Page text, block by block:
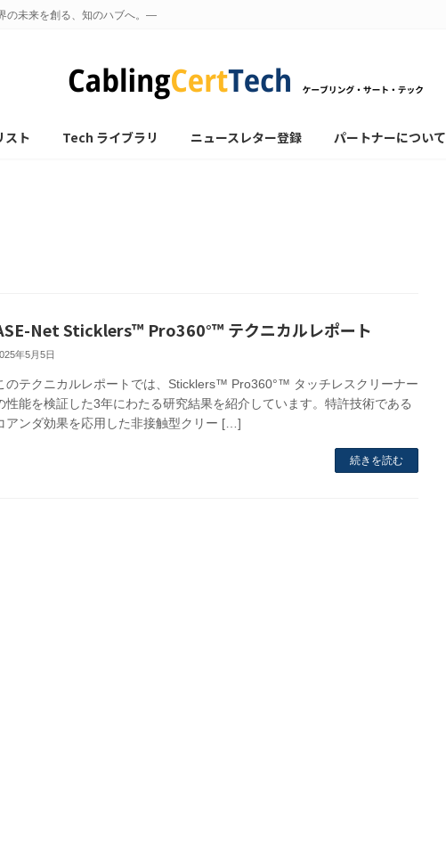
の未来を創る、知のハブへ。—
スト Tech ライブラリ ニュースレター登録 パートナーについて
Net Sticklers™ Pro360°™ テクニカルレポート
年5月5日
のテクニカルレポートでは、Sticklers™ Pro360°™ タッチレスクリーナー
性能を検証した3年にわたる研究結果を紹介しています。特許技術である
アンダ効果を応用した非接触型クリー […]
続きを読む